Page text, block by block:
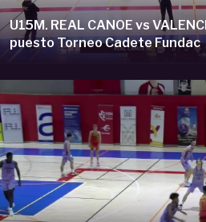
U15M. REAL CANOE vs VALENCIA BASKET.- 3/4
puesto Torneo Cadete Fundac